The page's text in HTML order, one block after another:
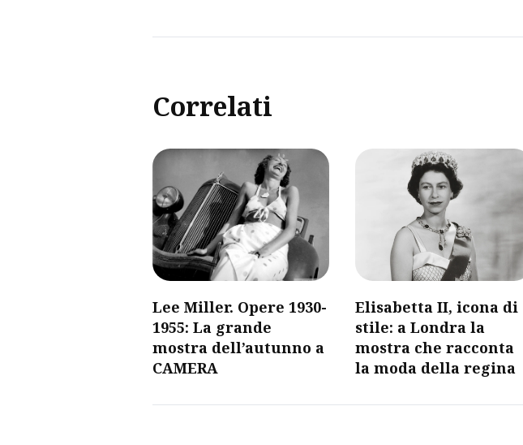
Correlati
Lee Miller. Opere 1930-
1955: La grande
mostra dell’autunno a
CAMERA
Elisabetta II, icona di
stile: a Londra la
mostra che racconta
la moda della regina